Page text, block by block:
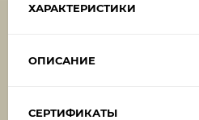
ХАРАКТЕРИСТИКИ
ОПИСАНИЕ
СЕРТИФИКАТЫ